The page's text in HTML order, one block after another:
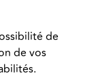
de
de vos